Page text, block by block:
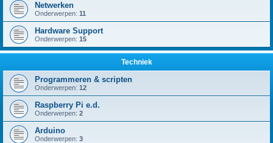
Netwerken
Onderwerpen: 11
Hardware Support
Onderwerpen: 15
Techniek
Programmeren & scripten
Onderwerpen: 12
Raspberry Pi e.d.
Onderwerpen: 2
Arduino
Onderwerpen: 3